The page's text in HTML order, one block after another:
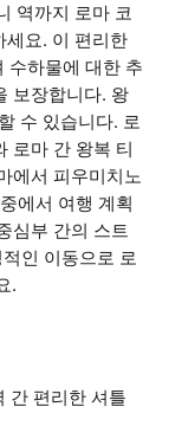
역까지 로마 코
세요. 이 편리한
수하물에 대한 추
보장합니다. 왕
수 있습니다. 로
로마 간 왕복 티
에서 피우미치노
에서 여행 계획
심부 간의 스트
인 이동으로 로
.
간 편리한 셔틀